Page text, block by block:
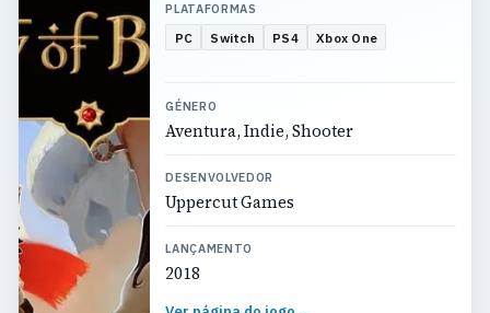
PLATAFORMAS
PC Switch PS4 Xbox One
GÉNERO
Aventura, Indie, Shooter
DESENVOLVEDOR
Uppercut Games
LANÇAMENTO
2018